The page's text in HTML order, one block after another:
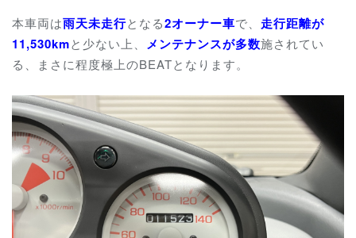
本車両は雨天未走行となる2オーナー車で、 走行距離が
11,530kmと少ない上、 メンテナンスが多数施されてい
る、まさに程度極上のBEATとなります。